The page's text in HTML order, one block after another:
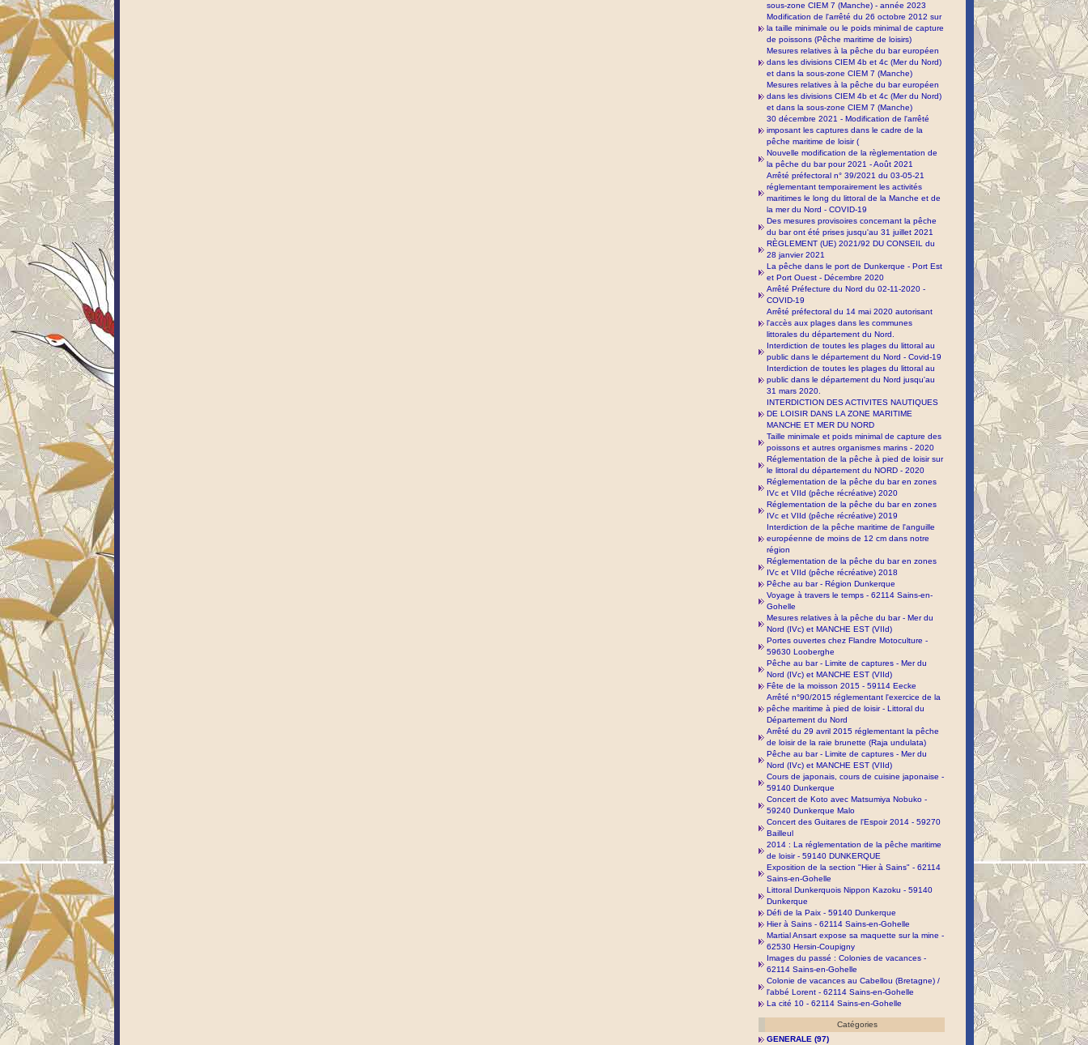
sous-zone CIEM 7 (Manche) - année 2023
Modification de l'arrêté du 26 octobre 2012 sur
la taille minimale ou le poids minimal de capture
de poissons (Pêche maritime de loisirs)
Mesures relatives à la pêche du bar européen
dans les divisions CIEM 4b et 4c (Mer du Nord)
et dans la sous-zone CIEM 7 (Manche)
Mesures relatives à la pêche du bar européen
dans les divisions CIEM 4b et 4c (Mer du Nord)
et dans la sous-zone CIEM 7 (Manche)
30 décembre 2021 - Modification de l'arrêté
imposant les captures dans le cadre de la
pêche maritime de loisir (
Nouvelle modification de la règlementation de
la pêche du bar pour 2021 - Août 2021
Arrêté préfectoral n° 39/2021 du 03-05-21
réglementant temporairement les activités
maritimes le long du littoral de la Manche et de
la mer du Nord - COVID-19
Des mesures provisoires concernant la pêche
du bar ont été prises jusqu'au 31 juillet 2021
RÈGLEMENT (UE) 2021/92 DU CONSEIL du
28 janvier 2021
La pêche dans le port de Dunkerque - Port Est
et Port Ouest - Décembre 2020
Arrêté Préfecture du Nord du 02-11-2020 -
COVID-19
Arrêté préfectoral du 14 mai 2020 autorisant
l'accès aux plages dans les communes
littorales du département du Nord.
Interdiction de toutes les plages du littoral au
public dans le département du Nord - Covid-19
Interdiction de toutes les plages du littoral au
public dans le département du Nord jusqu'au
31 mars 2020.
INTERDICTION DES ACTIVITES NAUTIQUES
DE LOISIR DANS LA ZONE MARITIME
MANCHE ET MER DU NORD
Taille minimale et poids minimal de capture des
poissons et autres organismes marins - 2020
Réglementation de la pêche à pied de loisir sur
le littoral du département du NORD - 2020
Réglementation de la pêche du bar en zones
IVc et VIId (pêche récréative) 2020
Réglementation de la pêche du bar en zones
IVc et VIId (pêche récréative) 2019
Interdiction de la pêche maritime de l'anguille
européenne de moins de 12 cm dans notre
région
Réglementation de la pêche du bar en zones
IVc et VIId (pêche récréative) 2018
Pêche au bar - Région Dunkerque
Voyage à travers le temps - 62114 Sains-en-
Gohelle
Mesures relatives à la pêche du bar - Mer du
Nord (IVc) et MANCHE EST (VIId)
Portes ouvertes chez Flandre Motoculture -
59630 Looberghe
Pêche au bar - Limite de captures - Mer du
Nord (IVc) et MANCHE EST (VIId)
Fête de la moisson 2015 - 59114 Eecke
Arrêté n°90/2015 réglementant l'exercice de la
pêche maritime à pied de loisir - Littoral du
Département du Nord
Arrêté du 29 avril 2015 réglementant la pêche
de loisir de la raie brunette (Raja undulata)
Pêche au bar - Limite de captures - Mer du
Nord (IVc) et MANCHE EST (VIId)
Cours de japonais, cours de cuisine japonaise -
59140 Dunkerque
Concert de Koto avec Matsumiya Nobuko -
59240 Dunkerque Malo
Concert des Guitares de l'Espoir 2014 - 59270
Bailleul
2014 : La réglementation de la pêche maritime
de loisir - 59140 DUNKERQUE
Exposition de la section "Hier à Sains" - 62114
Sains-en-Gohelle
Littoral Dunkerquois Nippon Kazoku - 59140
Dunkerque
Défi de la Paix - 59140 Dunkerque
Hier à Sains - 62114 Sains-en-Gohelle
Martial Ansart expose sa maquette sur la mine -
62530 Hersin-Coupigny
Images du passé : Colonies de vacances -
62114 Sains-en-Gohelle
Colonie de vacances au Cabellou (Bretagne) /
l'abbé Lorent - 62114 Sains-en-Gohelle
La cité 10 - 62114 Sains-en-Gohelle
Catégories
GENERALE (97)